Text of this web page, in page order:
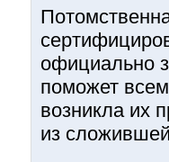
официально
поможет
возникла их
из